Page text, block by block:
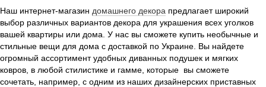
Наш интернет-магазин домашнего декора предлагает широкий
выбор различных вариантов декора для украшения всех уголков
вашей квартиры или дома. У нас вы сможете купить необычные и
стильные вещи для дома с доставкой по Украине. Вы найдете
огромный ассортимент удобных диванных подушек и мягких
ковров, в любой стилистике и гамме, которые вы сможете
сочетать, например, с одним из наших дизайнерских приставных